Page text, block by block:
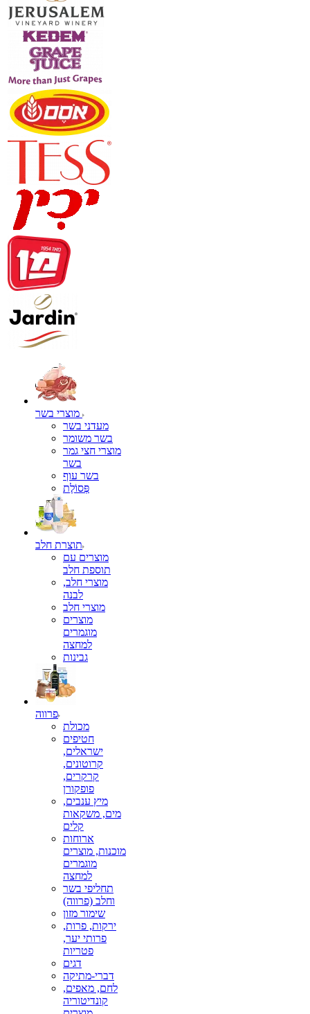
מעדני בשר
בשר משומר
מוצרי חצי גמר
בשר
בשר עוף
פְּסוֹלֶת
תוצרת חלב
מוצרים עם
תוספת חלב
מוצרי חלב,
לבנה
מוצרי חלב
מוצרים
מוגמרים
למחצה
גבינות
פרווה
מכולת
חטיפים
ישראלים,
קרוטונים,
קרקרים,
פופקורן
מיץ ענבים,
מים, משקאות
קלים
ארוחות
מוכנות, מוצרים
מוגמרים
למחצה
תחליפי בשר
וחלב (פרווה)
שימור מזון
ירקות, פרות,
פרותי יער,
פטריות
דגים
דברי-מתיקה
לחם, מאפים,
קונדיטוריה